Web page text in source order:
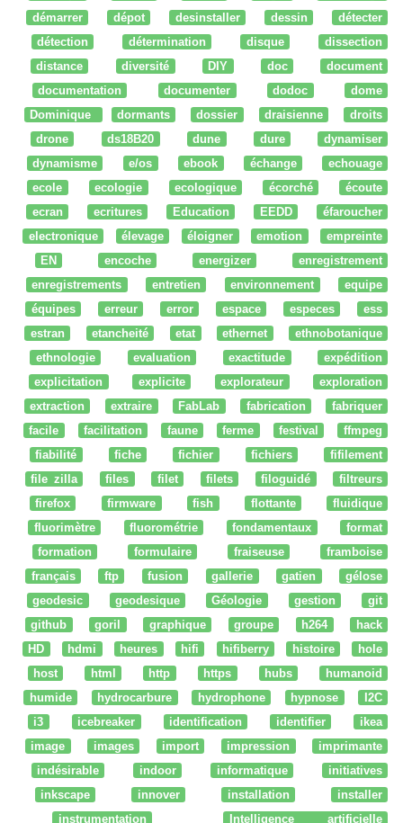
démarrer
dépot desinstaller dessin
détecter
détection
détermination disque
dissection
distance
diversité DIY doc
document
documentation
documenter dodoc
dome
Dominique
dormants dossier draisienne
droits
drone
ds18B20 dune dure
dynamiser
dynamisme
e/os ebook échange
echouage
ecole
ecologie ecologique écorché
écoute
ecran
ecritures Education EEDD
éfaroucher
electronique
élevage éloigner emotion
empreinte
EN
encoche energizer
enregistrement
enregistrements
entretien environnement
equipe
équipes
erreur error espace especes
ess
estran
etancheité etat ethernet
ethnobotanique
ethnologie
evaluation exactitude
expédition
explicitation
explicite explorateur
exploration
extraction
extraire FabLab fabrication
fabriquer
facile
facilitation faune ferme festival
ffmpeg
fiabilité
fiche fichier fichiers
fifilement
file zilla
files filet filets filoguidé
filtreurs
firefox
firmware fish flottante
fluidique
fluorimètre
fluorométrie fondamentaux
format
formation
formulaire fraiseuse
framboise
français
ftp fusion gallerie gatien
gélose
geodesic
geodesique Géologie gestion
git
github
goril graphique groupe h264
hack
HD
hdmi heures hifi hifiberry histoire
hole
host
html http https hubs
humanoid
humide
hydrocarbure hydrophone hypnose
I2C
i3
icebreaker identification identifier
ikea
image
images import impression
imprimante
indésirable
indoor informatique
initiatives
inkscape
innover installation
installer
instrumentation
Intelligence artificielle